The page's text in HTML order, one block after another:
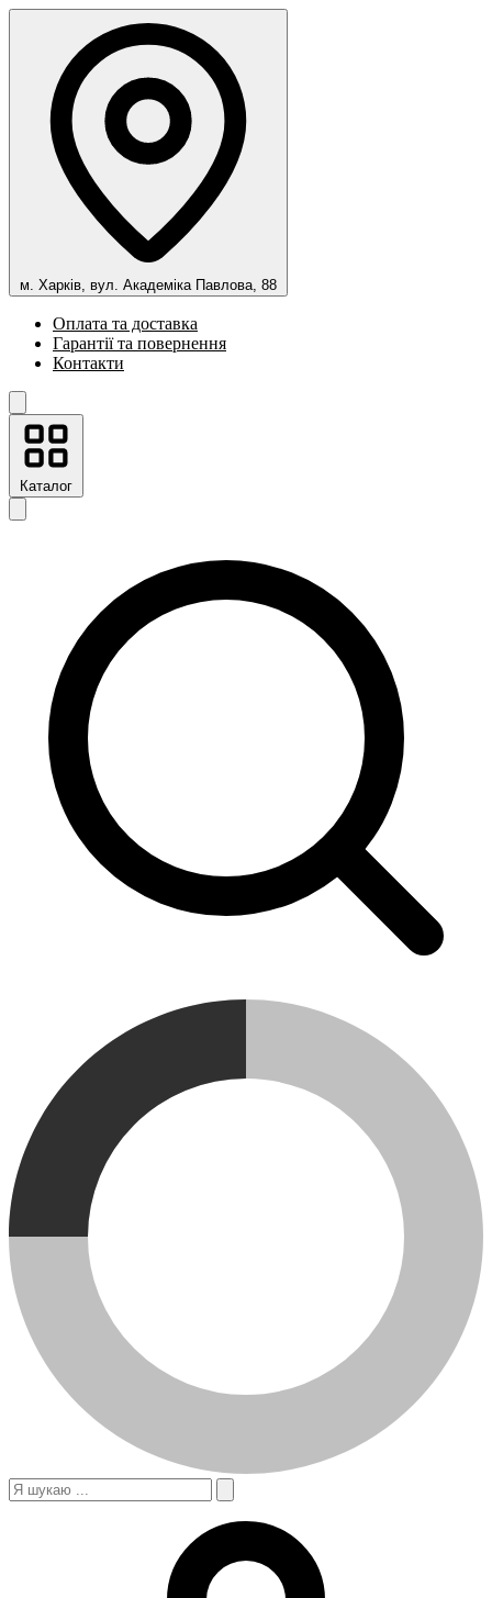
м. Харків, вул. Академіка Павлова, 88
Оплата та доставка
Гарантії та повернення
Контакти
Каталог